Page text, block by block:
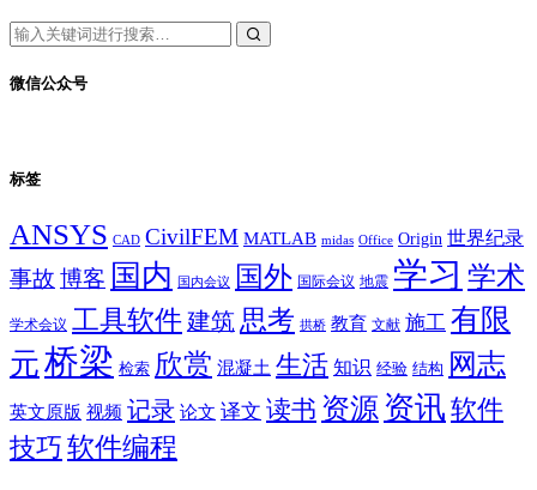
微信公众号
标签
ANSYS CAD CivilFEM MATLAB midas Office Origin 世界纪录
事故 博客 国内 国内会议 国外 国际会议 地震 学习 学术
学术会议 工具软件建筑 思考 拱桥 教育 文献 施工 有限
元桥梁 检索 欣赏 混凝土 生活 知识 经验 结构 网志
英文原版 视频 记录 论文 译文 读书 资源 资讯 软件
技巧 软件编程